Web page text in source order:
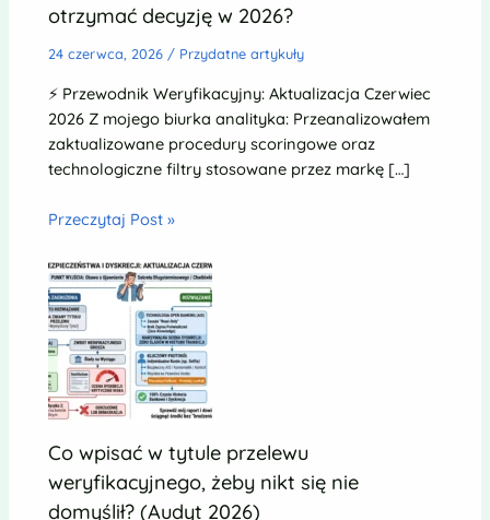
otrzymać decyzję w 2026?
24 czerwca, 2026 / Przydatne artykuły
⚡ Przewodnik Weryfikacyjny: Aktualizacja Czerwiec
2026 Z mojego biurka analityka: Przeanalizowałem
zaktualizowane procedury scoringowe oraz
technologiczne filtry stosowane przez markę […]
Przeczytaj Post »
Co wpisać w tytule przelewu
weryfikacyjnego, żeby nikt się nie
domyślił? (Audyt 2026)